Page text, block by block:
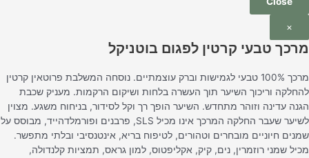
×
מרכך טבעי קרטין לפגום בוטניקל
מרכך 100% טבעי לגמישות וברק עוצמתיים. נוסחה המשלבת פרוטאין קרטין
להחלקה וריכוך השיער תוך העשרה בלחות ושיקום הרקמות. מעניק שכבת
הגנה עדינה וזוהר מתחדש. השיער הופך רך וקל לסידור, בניחוח משגע. מצוין
לשיער שעבר החלקה המרכך אינו מכיל SLS, פרבנים ופורמלדהייד, מבוסס על
שמנים חיוניים מובחרים וטהורים, לטיפוח בריא, אינטנסיבי ובלתי מתפשר.
מכיל שמני רוזמרין, נים, קיק, אקליפטוס, למון גראס, תמציות קלנדולה,